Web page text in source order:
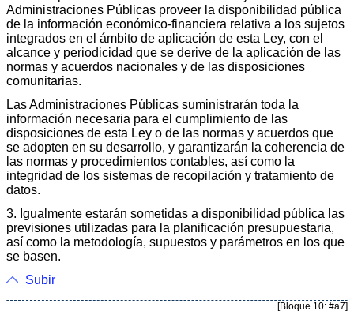
Administraciones Públicas proveer la disponibilidad pública
de la información económico-financiera relativa a los sujetos
integrados en el ámbito de aplicación de esta Ley, con el
alcance y periodicidad que se derive de la aplicación de las
normas y acuerdos nacionales y de las disposiciones
comunitarias.
Las Administraciones Públicas suministrarán toda la
información necesaria para el cumplimiento de las
disposiciones de esta Ley o de las normas y acuerdos que
se adopten en su desarrollo, y garantizarán la coherencia de
las normas y procedimientos contables, así como la
integridad de los sistemas de recopilación y tratamiento de
datos.
3. Igualmente estarán sometidas a disponibilidad pública las
previsiones utilizadas para la planificación presupuestaria,
así como la metodología, supuestos y parámetros en los que
se basen.
Subir
[Bloque 10: #a7]